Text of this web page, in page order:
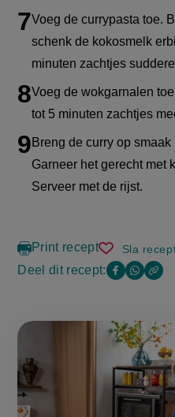
Voeg de currypasta toe.
schenk de kokosmelk
minuten zachtjes
Voeg de wokgarnalen
tot 5 minuten zachtjes
Breng de curry op
Garneer het gerecht met
Serveer met de rijst.
Print recept Sla rode
curry
met
Deel dit recept:
Deel
pagina
op
Facebook
(opent
Deel
pagina
op
(opent
of
this
page